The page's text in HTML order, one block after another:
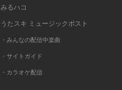
みるハコ
うたスキ ミュージックポスト
・みんなの配信中楽曲
・サイトガイド
・カラオケ配信